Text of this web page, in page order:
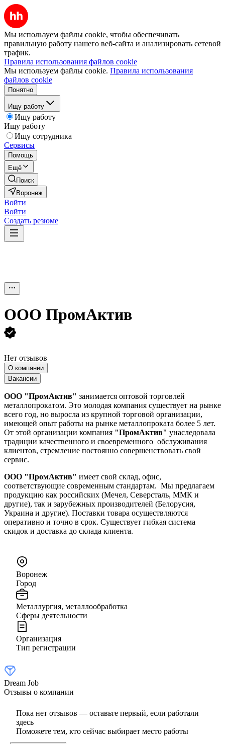
Мы используем файлы cookie, чтобы обеспечивать
правильную работу нашего веб-сайта и анализировать сетевой
трафик.
Правила использования файлов cookie
Мы используем файлы cookie. Правила использования
файлов cookie
Понятно
Ищу работу
Ищу работу
Ищу работу
Ищу сотрудника
Сервисы
Помощь
Ещё
Поиск
Воронеж
Войти
Войти
Создать резюме
ООО ПромАктив
Нет отзывов
О компании
Вакансии
ООО "ПромАктив" занимается оптовой торговлей
металлопрокатом. Это молодая компания существует на рынке
всего год, но выросла из крупной торговой организации,
имеющей опыт работы на рынке металлопроката более 5 лет.
От этой организации компания "ПромАктив" унаследовала
традиции качественного и своевременного обслуживания
клиентов, стремление постоянно совершенствовать свой
сервис.
ООО "ПромАктив" имеет свой склад, офис,
соответствующие современным стандартам. Мы предлагаем
продукцию как российских (Мечел, Северсталь, ММК и
другие), так и зарубежных производителей (Белорусия,
Украина и другие). Поставки товара осуществляются
оперативно и точно в срок. Существует гибкая система
скидок и доставка до склада клиента.
Воронеж
Город
Металлургия, металлообработка
Сферы деятельности
Организация
Тип регистрации
Dream Job
Отзывы о компании
Пока нет отзывов — оставьте первый, если работали
здесь
Поможете тем, кто сейчас выбирает место работы